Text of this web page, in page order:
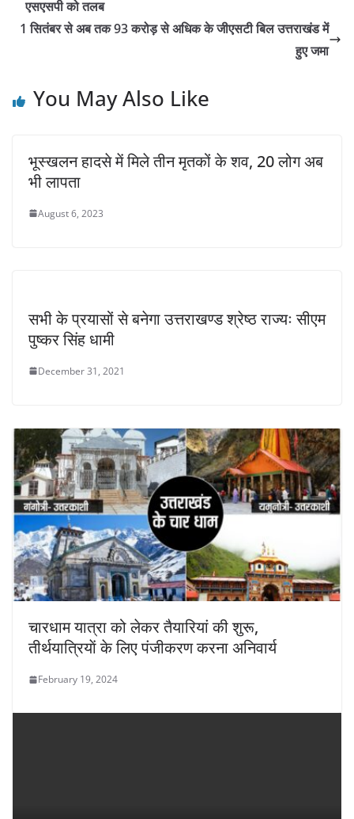
एसएसपी को तलब
1 सितंबर से अब तक 93 करोड़ से अधिक के जीएसटी बिल उत्तराखंड में
हुए जमा
You May Also Like
भूस्खलन हादसे में मिले तीन मृतकों के शव, 20 लोग अब
भी लापता
August 6, 2023
सभी के प्रयासों से बनेगा उत्तराखण्ड श्रेष्ठ राज्यः सीएम
पुष्कर सिंह धामी
December 31, 2021
चारधाम यात्रा को लेकर तैयारियां की शुरू,
तीर्थयात्रियाें के लिए पंजीकरण करना अनिवार्य
February 19, 2024